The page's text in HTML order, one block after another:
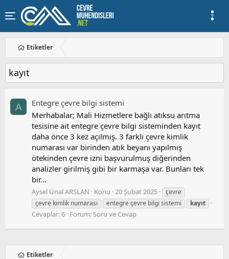
Etiketler
kayıt
A
Entegre çevre bilgi sistemi
Merhabalar; Mali Hizmetlere bağlı atıksu arıtma
tesisine ait entegre çevre bilgi sisteminden kayıt
daha önce 3 kez açılmış. 3 farklı çevre kimlik
numarası var birinden atık beyanı yapılmış
ötekinden çevre izni başvurulmuş diğerinden
analizler girilmiş gibi bir karmaşa var. Bunları tek
bir...
Aysel Ünal ARSLAN Konu 20 Şubat 2025
çevre
çevre kimlik numarası
entegre çevre bilgi sistemi kayıt
Cevaplar: 6 Forum:Soru ve Cevap
Etiketler